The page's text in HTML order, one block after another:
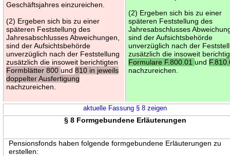
Geschäftsjahres einzureichen.
(2) Ergeben sich bis zu einer
späteren Feststellung des
Jahresabschlusses Abweichungen,
sind der Aufsichtsbehörde
unverzüglich nach der Feststellung
zusätzlich die insoweit berichtigten
Formblätter 800und810 in jeweils
doppelter Ausfertigung
nachzureichen.
(2) Ergeben sich bis zu einer
späteren Feststellung des
Jahresabschlusses
sind der Aufsichtsbehörde
unverzüglich nach der
zusätzlich die insoweit
Formulare F.800.01und
nachzureichen.
aktuelle Fassung § 8 zeigen
§ 8 Formgebundene Erläuterungen
Pensionsfonds haben folgende formgebundene Erläuterungen zu
erstellen: